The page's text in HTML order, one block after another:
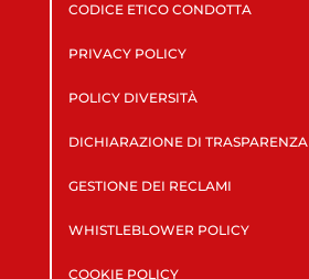
CODICE ETICO CONDOTTA
PRIVACY POLICY
POLICY DIVERSITÀ
DICHIARAZIONE DI TRASPARENZA
GESTIONE DEI RECLAMI
WHISTLEBLOWER POLICY
COOKIE POLICY